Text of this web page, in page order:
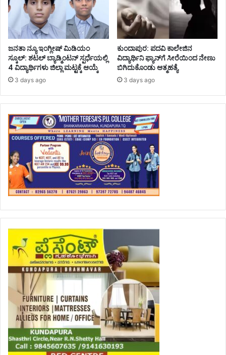
ಜನತಾ ನ್ಯೂ ಇಂಗ್ಲೀಷ್ ಮಿಡಿಯಂ
ಸ್ಕೂಲ್: ಶಟಲ್ ಬ್ಯಾಡ್ಮಿಂಟನ್ ಸ್ಪರ್ಧೆಯಲ್ಲಿ
4 ವಿದ್ಯಾರ್ಥಿಗಳು ಜಿಲ್ಲಾ ಮಟ್ಟಕ್ಕೆ ಆಯ್ಕೆ
3 days ago
ಕುಂದಾಪುರ: ಪದವಿ ಕಾಲೇಜಿನ
ವಿದ್ಯಾರ್ಥಿನಿ ಫ್ಯಾನ್‌ಗೆ ಸೀರೆಯಿಂದ ನೇಣು
ಬಿಗಿದುಕೊಂಡು ಆತ್ಮಹತ್ಯೆ
3 days ago